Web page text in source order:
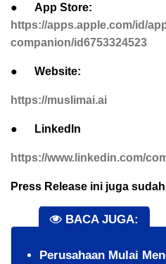
● App Store:
https://apps.apple.com/id/
companion/id6753324523
● Website:
https://muslimai.ai
● Linkedln
https://www.linkedin.com/
Press Release ini juga
BACA JUGA:
Perusahaan Mulai